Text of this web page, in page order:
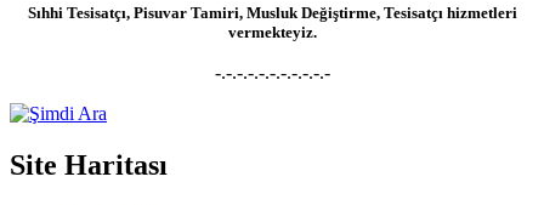
Sıhhi Tesisatçı, Pisuvar Tamiri, Musluk Değiştirme, Tesisatçı hizmetleri
vermekteyiz.
-.-.-.-.-.-.-.-.-.-.-
Site Haritası